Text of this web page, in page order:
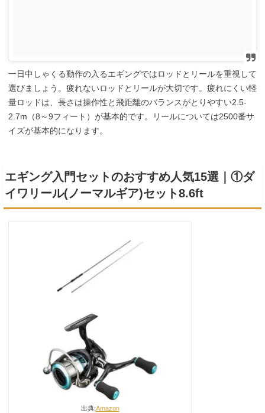
一日中しゃくる動作の入るエギングではロッドとリールを重視して
選びましょう。疲れないロッドとリールが大切です。疲れにくい軽
量ロッドは、長さは操作性と飛距離のバランスがとりやすい2.5-
2.7m（8～9フィート）が基本的です。リールについては2500番サ
イズが基本的になります。
エギング入門セットのおすすめ人気15選｜①ダ
イワリール(ノーマルギア)セット8.6ft
出典:Amazon